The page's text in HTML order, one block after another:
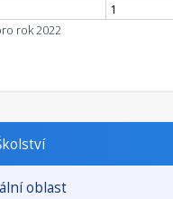
1
rok 2022
oblast